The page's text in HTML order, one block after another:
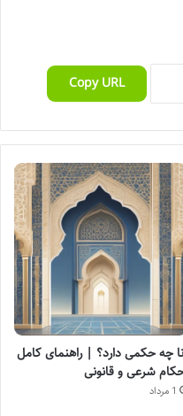
Copy URL
چه حکمی دارد؟ | راهنمای کامل
شرعی و قانونی
1 مرداد